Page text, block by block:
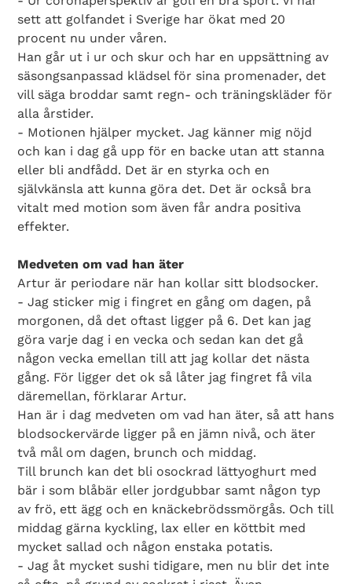
sett att golfandet i Sverige har ökat med 20
procent nu under våren.
Han går ut i ur och skur och har en uppsättning av
säsongsanpassad klädsel för sina promenader, det
vill säga broddar samt regn- och träningskläder för
alla årstider.
- Motionen hjälper mycket. Jag känner mig nöjd
och kan i dag gå upp för en backe utan att stanna
eller bli andfådd. Det är en styrka och en
självkänsla att kunna göra det. Det är också bra
vitalt med motion som även får andra positiva
effekter.
Medveten om vad han äter
Artur är periodare när han kollar sitt blodsocker.
- Jag sticker mig i fingret en gång om dagen, på
morgonen, då det oftast ligger på 6. Det kan jag
göra varje dag i en vecka och sedan kan det gå
någon vecka emellan till att jag kollar det nästa
gång. För ligger det ok så låter jag fingret få vila
däremellan, förklarar Artur.
Han är i dag medveten om vad han äter, så att hans
blodsockervärde ligger på en jämn nivå, och äter
två mål om dagen, brunch och middag.
Till brunch kan det bli osockrad lättyoghurt med
bär i som blåbär eller jordgubbar samt någon typ
av frö, ett ägg och en knäckebrödssmörgås. Och till
middag gärna kyckling, lax eller en köttbit med
mycket sallad och någon enstaka potatis.
- Jag åt mycket sushi tidigare, men nu blir det inte